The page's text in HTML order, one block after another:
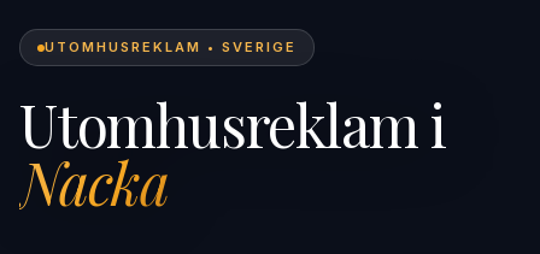
UTOMHUSREKLAM • SVERIGE
Utomhusreklam i
Nacka